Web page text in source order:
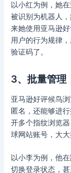
以小红为例，她
被识别为机器人
来她使用亚马逊
用户的行为规律
验证码了。
3、批量管理
亚马逊好评候鸟
匿名，还能够进
开多个指纹浏览
球网站账号，大大
以小李为例，他
切换登录状态，